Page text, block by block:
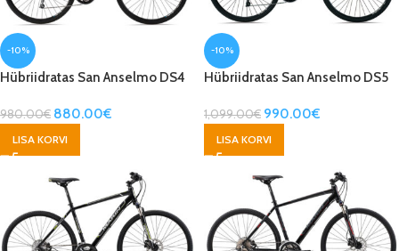
-10%
Hübriidratas San Anselmo DS4
980.00€ 880.00€
LISA KORVI
-10%
Hübriidratas San Anselmo DS5
1,099.00€ 990.00€
LISA KORVI